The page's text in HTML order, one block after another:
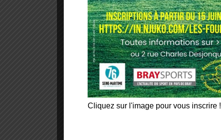
Cliquez sur l'image pour vous inscrire !